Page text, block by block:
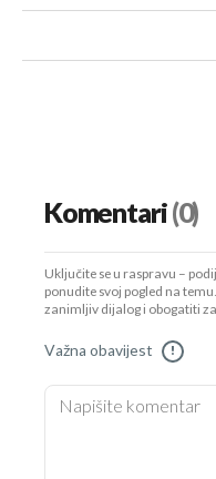
Komentari(0)
Uključite se u raspravu –
ponudite svoj pogled na
zanimljiv dijalog i obogatiti
Važna obavijest !